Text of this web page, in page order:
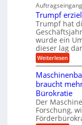
e
n
b
a
u
a
u
f
e
n
f
ü
h
r
u
n
g
e
n
B
S
C
L
w
e
r
t
u
n
g
s
f
r
e
i
e
s
H
y
b
r
i
Trumpf
Trumpf hat
wurde ein
dieser lag
Weiterlesen:
T
u
m
p
f
e
r
z
braucht
Bürokratie
Der
Forschung,